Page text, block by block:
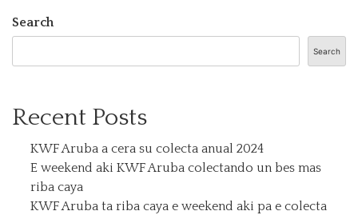
Search
Search
Recent Posts
KWF Aruba a cera su colecta anual 2024
E weekend aki KWF Aruba colectando un bes mas
riba caya
KWF Aruba ta riba caya e weekend aki pa e colecta